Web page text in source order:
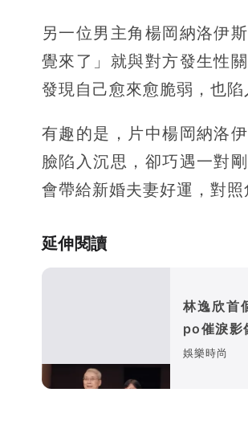
另一位男主角楊岡納洛伊
覺來了」就與對方發生性
發現自己愈來愈脆弱，也陷
有趣的是，片中楊岡納洛
臉陷入沉思，卻巧遇一對
會帶給新婚夫妻好運，對
延伸閱讀
林逸欣首
po催淚影
很快樂吧」
娛樂時尚